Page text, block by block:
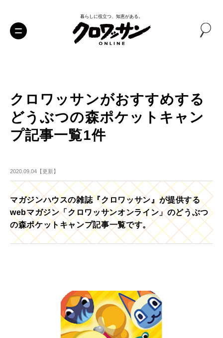
暮らしに役立つ、知恵がある。
クロワッサンがおすすめする
どうぶつの森ポケットキャン
プ記事一覧1件
2020.09.04【更新】
マガジンハウスの雑誌『クロワッサン』が提供する
webマガジン「クロワッサンオンライン」のどうぶつ
の森ポケットキャンプ記事一覧です。